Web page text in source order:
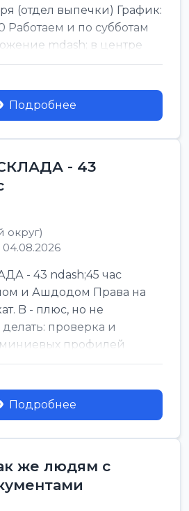
(отдел выпечки) График:
Работаем и по субботам
mdash; в центре
Подробнее
- 43
- 43 ndash;45 час
и Ашдодом Права на
B - плюс, но не
делать: проверка и
профилей
до 17:00...
Подробнее
же людям с